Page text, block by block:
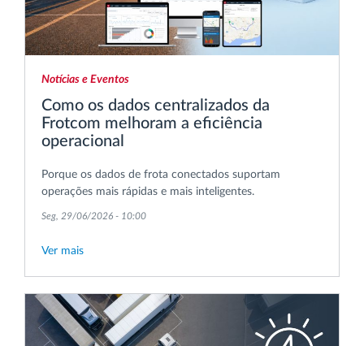
Notícias e Eventos
Como os dados centralizados da
Frotcom melhoram a eficiência
operacional
Porque os dados de frota conectados suportam
operações mais rápidas e mais inteligentes.
Seg, 29/06/2026 - 10:00
Ver mais